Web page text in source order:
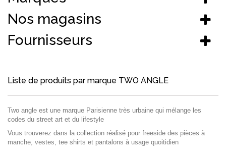
Nos magasins
Fournisseurs
Liste de produits par marque TWO ANGLE
Two angle est une marque Parisienne très urbaine qui mélange les
codes du street art et du lifestyle
Vous trouverez dans la collection réalisé pour freeside des pièces à
manche, vestes, tee shirts et pantalons à usage quoitidien